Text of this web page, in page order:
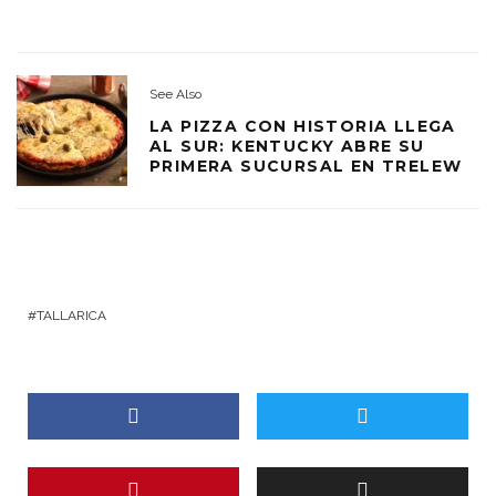
See Also
LA PIZZA CON HISTORIA LLEGA
AL SUR: KENTUCKY ABRE SU
PRIMERA SUCURSAL EN TRELEW
TALLARICA